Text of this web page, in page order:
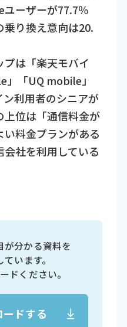
ーザーが77.7％
り換え意向は20.
は「楽天モバイ
「UQ mobile」
利用者のシニアが
位は「通信料金が
料金プランがある
社を利用している
が分かる資料を
います。
ドください。
ドする